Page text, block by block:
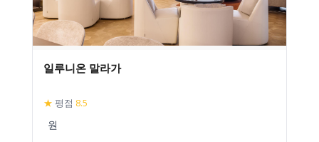
일루니온 말라가
★ 평점 8.5